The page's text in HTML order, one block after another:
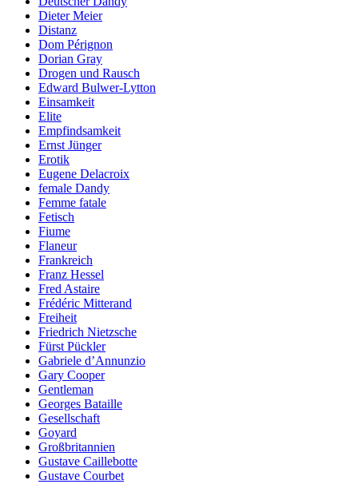
Dieter Meier
Distanz
Dom Pérignon
Dorian Gray
Drogen und Rausch
Edward Bulwer-Lytton
Einsamkeit
Elite
Empfindsamkeit
Ernst Jünger
Erotik
Eugene Delacroix
female Dandy
Femme fatale
Fetisch
Fiume
Flaneur
Frankreich
Franz Hessel
Fred Astaire
Frédéric Mitterand
Freiheit
Friedrich Nietzsche
Fürst Pückler
Gabriele d’Annunzio
Gary Cooper
Gentleman
Georges Bataille
Gesellschaft
Goyard
Großbritannien
Gustave Caillebotte
Gustave Courbet